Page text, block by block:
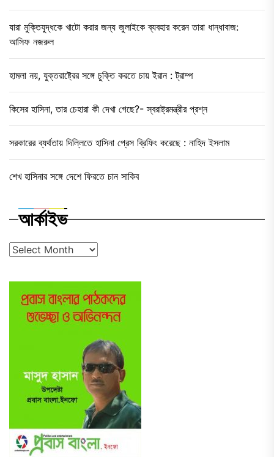
যারা মুক্তিযুদ্ধকে খাটো করার জন্য জুলাইকে ব্যবহার করেন তারা ধান্ধাবাজ:
আসিফ নজরুল
হামলা নয়, যুক্তরাষ্ট্রের সঙ্গে চুক্তি করতে চায় ইরান : ট্রাম্প
কিসের হাসিনা, তার চেহারা কী দেখা গেছে?- স্বরাষ্ট্রমন্ত্রীর প্রশ্ন
সরকারের ব্যর্থতায় দিল্লিতে হাসিনা প্রেস ব্রিফিং করেছে : নাহিদ ইসলাম
শেখ হাসিনার সঙ্গে দেশে ফিরতে চান সাকিব
আর্কাইভ
আর্কাইভ